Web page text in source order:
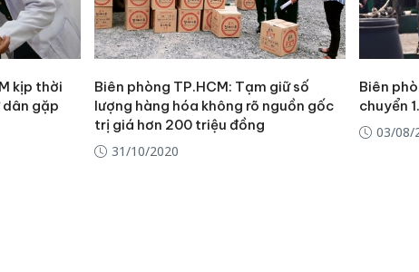
kịp thời
dân gặp
Biên phòng TP.HCM: Tạm giữ số
lượng hàng hóa không rõ nguồn gốc
trị giá hơn 200 triệu đồng
31/10/2020
Biên
chuyển
03/08/